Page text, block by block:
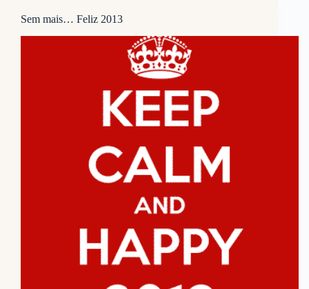
Sem mais… Feliz 2013